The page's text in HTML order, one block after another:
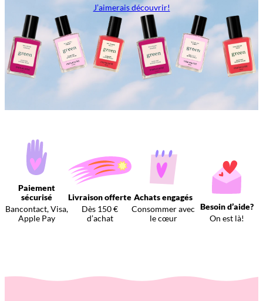
J’aimerais découvrir!
Paiement
sécurisé
Bancontact, Visa,
Apple Pay
Livraison offerte
Dès 150 €
d’achat
Achats engagés
Consommer avec
le cœur
Besoin d’aide?
On est là!